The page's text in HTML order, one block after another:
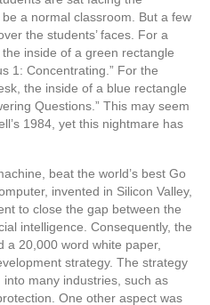
a normal classroom. But a few
the students’ faces. For a
inside of a green rectangle
1: Concentrating.” For the
the inside of a blue rectangle
Questions.” This may seem
1984, yet this nightmare has
beat the world’s best Go
invented in Silicon Valley,
to close the gap between the
intelligence. Consequently, the
a 20,000 word white paper,
strategy. The strategy
many industries, such as
One other aspect was